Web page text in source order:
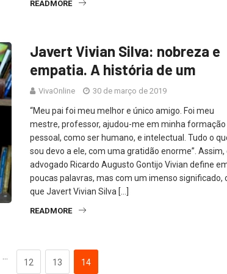
READMORE
Javert Vivian Silva: nobreza e
empatia. A história de um
VivaOnline 30 de março de 2019
“Meu pai foi meu melhor e único amigo. Foi meu
mestre, professor, ajudou-me em minha formação
pessoal, como ser humano, e intelectual. Tudo o
sou devo a ele, com uma gratidão enorme”. Assim,
advogado Ricardo Augusto Gontijo Vivian define
poucas palavras, mas com um imenso significado,
que Javert Vivian Silva […]
READMORE
12 13 14